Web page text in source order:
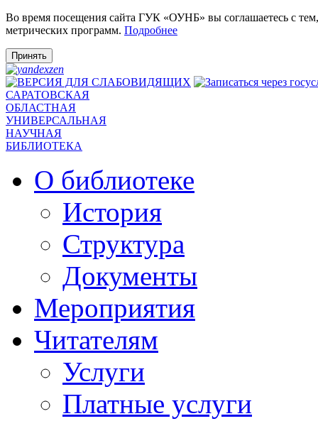
Во время посещения сайта ГУК «ОУНБ» вы соглашаетесь с
метрических программ. Подробнее
Принять
САРАТОВСКАЯ
ОБЛАСТНАЯ
УНИВЕРСАЛЬНАЯ
НАУЧНАЯ
БИБЛИОТЕКА
О библиотеке
История
Структура
Документы
Мероприятия
Читателям
Услуги
Платные услуги